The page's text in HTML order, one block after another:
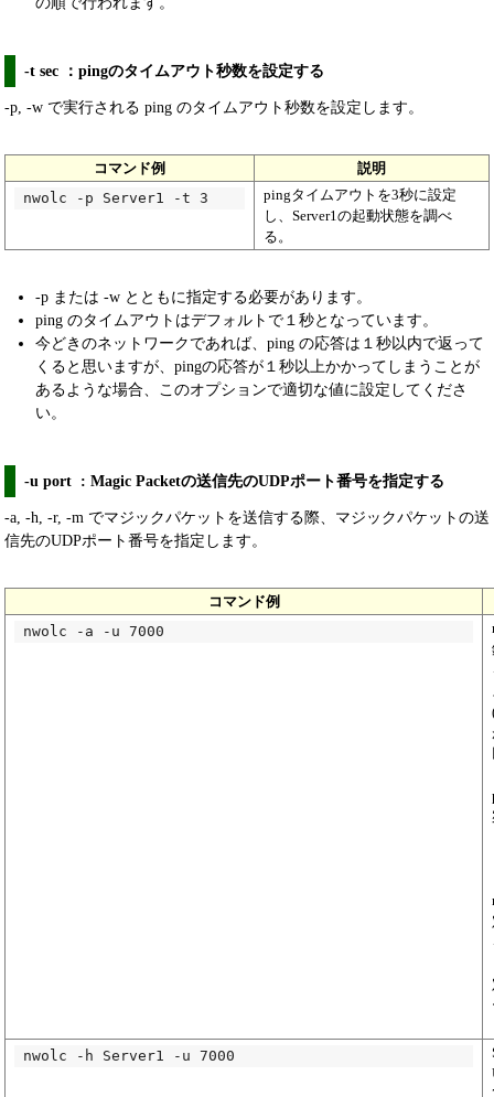
-t sec ：pingのタイムアウト秒数を設定する
-p, -w で実行される ping のタイムアウト秒数を設定します。
コマンド例
説明
nwolc -p Server1 -t 3
pingタイムアウトを3秒に設定
し、Server1の起動状態を調べ
る。
-p または -w とともに指定する必要があります。
ping のタイムアウトはデフォルトで１秒となっています。
今どきのネットワークであれば、ping の応答は１秒以内で返って
くると思いますが、pingの応答が１秒以上かかってしまうことが
あるような場合、このオプションで適切な値に設定してくださ
い。
-u port : Magic Packetの送信先のUDPポート番号を指定する
-a, -h, -r, -m でマジックパケットを送信する際、マジックパケットの送
信先のUDPポート番号を指定します。
コマンド例
nwolc -a -u 7000
nwolc -h Server1 -u 7000